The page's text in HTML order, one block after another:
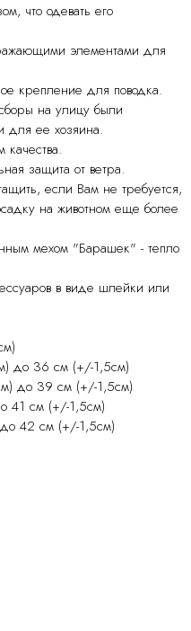
что одевать его
элементами для
крепление для поводка.
на улицу были
для ее хозяина.
защита от ветра.
если Вам не требуется,
на животном еще более
мехом "Барашек" - тепло
в виде шлейки или
до 36 см (+/-1,5см)
до 39 см (+/-1,5см)
41 см (+/-1,5см)
42 см (+/-1,5см)